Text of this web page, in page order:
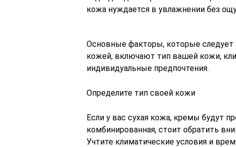
кожа нуждается в увлажнении без
Основные факторы, которые следует
кожей, включают тип вашей кожи,
индивидуальные предпочтения.
Определите тип своей кожи
Если у вас сухая кожа, кремы будут
комбинированная, стоит обратить
Учтите климатические условия и